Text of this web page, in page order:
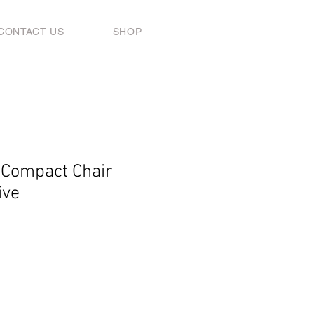
US SHOP
Chair